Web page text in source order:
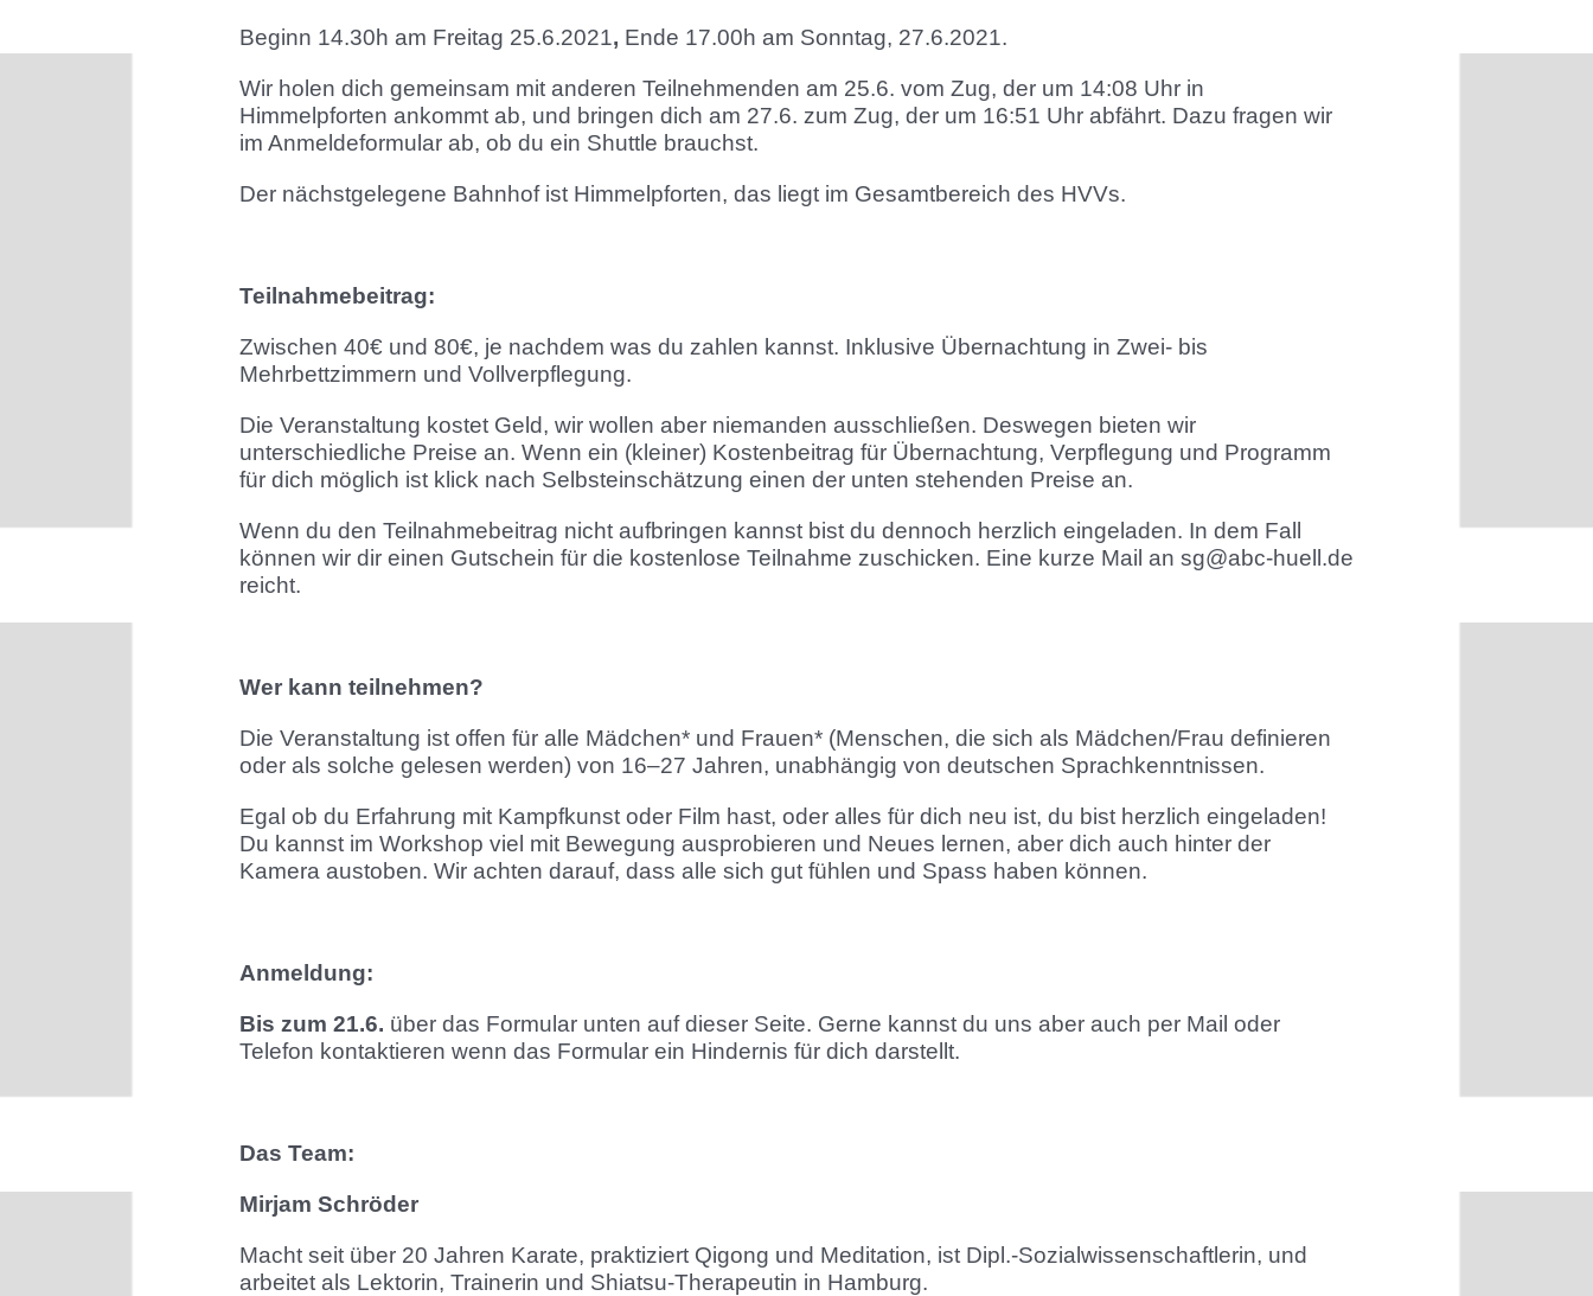
Beginn 14.30h am Freitag 25.6.2021, Ende 17.00h am Sonntag, 27.6.2021.
Wir holen dich gemeinsam mit anderen Teilnehmenden am 25.6. vom Zug, der um 14:08 Uhr in
Himmelpforten ankommt ab, und bringen dich am 27.6. zum Zug, der um 16:51 Uhr abfährt. Dazu fragen wir
im Anmeldeformular ab, ob du ein Shuttle brauchst.
Der nächstgelegene Bahnhof ist Himmelpforten, das liegt im Gesamtbereich des HVVs.
Teilnahmebeitrag:
Zwischen 40€ und 80€, je nachdem was du zahlen kannst. Inklusive Übernachtung in Zwei- bis
Mehrbettzimmern und Vollverpflegung.
Die Veranstaltung kostet Geld, wir wollen aber niemanden ausschließen. Deswegen bieten wir
unterschiedliche Preise an. Wenn ein (kleiner) Kostenbeitrag für Übernachtung, Verpflegung und Programm
für dich möglich ist klick nach Selbsteinschätzung einen der unten stehenden Preise an.
Wenn du den Teilnahmebeitrag nicht aufbringen kannst bist du dennoch herzlich eingeladen. In dem Fall
können wir dir einen Gutschein für die kostenlose Teilnahme zuschicken. Eine kurze Mail an sg@abc-huell.de
reicht.
Wer kann teilnehmen?
Die Veranstaltung ist offen für alle Mädchen* und Frauen* (Menschen, die sich als Mädchen/Frau definieren
oder als solche gelesen werden) von 16–27 Jahren, unabhängig von deutschen Sprachkenntnissen.
Egal ob du Erfahrung mit Kampfkunst oder Film hast, oder alles für dich neu ist, du bist herzlich eingeladen!
Du kannst im Workshop viel mit Bewegung ausprobieren und Neues lernen, aber dich auch hinter der
Kamera austoben. Wir achten darauf, dass alle sich gut fühlen und Spass haben können.
Anmeldung:
Bis zum 21.6. über das Formular unten auf dieser Seite. Gerne kannst du uns aber auch per Mail oder
Telefon kontaktieren wenn das Formular ein Hindernis für dich darstellt.
Das Team:
Mirjam Schröder
Macht seit über 20 Jahren Karate, praktiziert Qigong und Meditation, ist Dipl.-Sozialwissenschaftlerin, und
arbeitet als Lektorin, Trainerin und Shiatsu-Therapeutin in Hamburg.